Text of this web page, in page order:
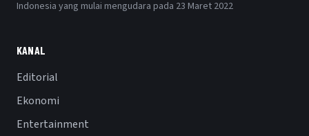
Indonesia yang mulai mengudara pada 23 Maret 2022
KANAL
Editorial
Ekonomi
Entertainment